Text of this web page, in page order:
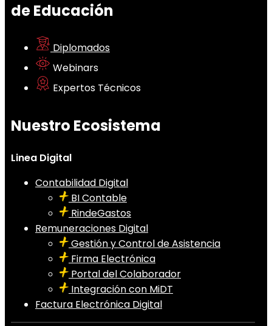
de Educación
Diplomados
Webinars
Expertos Técnicos
Nuestro Ecosistema
Linea Digital
Contabilidad Digital
BI Contable
RindeGastos
Remuneraciones Digital
Gestión y Control de Asistencia
Firma Electrónica
Portal del Colaborador
Integración con MiDT
Factura Electrónica Digital